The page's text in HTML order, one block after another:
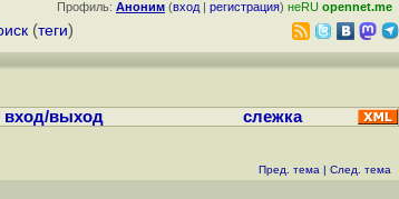
Профиль: Аноним (вход | регистрация) неRU opennet.me
(теги)
вход/выход слежка
Пред. тема | След. тема